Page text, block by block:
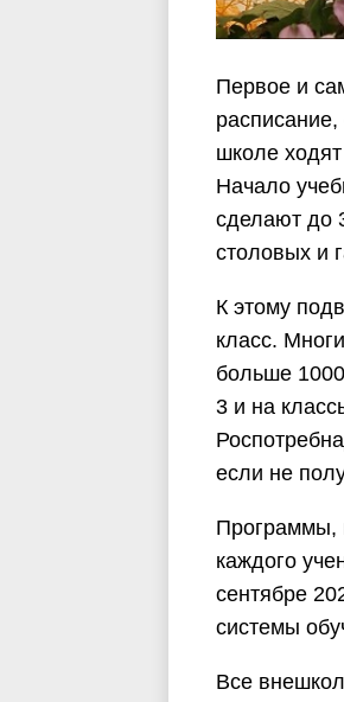
Первое и
школе
Начало
сделают до
столовых и
К этому
класс.
больше
3 и на
если не
Программы,
каждого
сентябре
системы
Все